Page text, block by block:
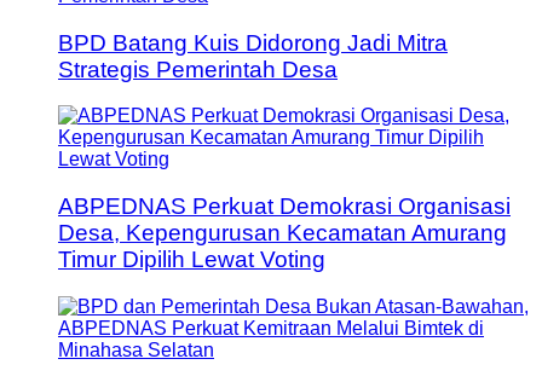
BPD Batang Kuis Didorong Jadi Mitra
Strategis Pemerintah Desa
ABPEDNAS Perkuat Demokrasi Organisasi
Desa, Kepengurusan Kecamatan Amurang
Timur Dipilih Lewat Voting